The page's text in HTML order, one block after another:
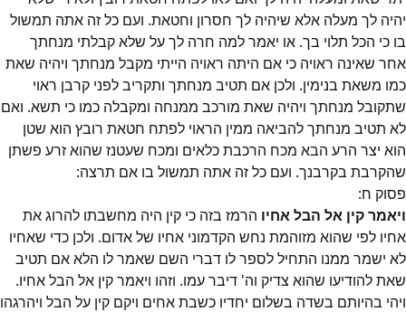
יהיה לך מעלה אלא שיהיה לך חסרון וחטאת. ועם כל זה אתה תמשול
בו כי הכל תלוי בך. או יאמר למה חרה לך על שלא קבלתי מנחתך
אחר שאינה ראויה כי אם היתה ראויה הייתי מקבל מנחתך ויהיה שאת
כמו משאת בנימין. ולכן אם תטיב מנחתך ותקריב לפני קרבן ראוי
שתקובל מנחתך ויהיה שאת מורכב ממנחה ומקבלה כמו כי תשא. ואם
לא תטיב מנחתך להביאה ממין הראוי לפתח חטאת רובץ הוא שטן
הוא יצר הרע הבא מכח הרכבת כלאים ומכח שעטנז שהוא זרע פשתן
שהקרבת בקרבנך. ועם כל זה אתה תמשול בו אם תרצה:
פסוק ח:
ויאמר קין אל הבל אחיו הרמז בזה כי קין היה מחשבתו להרוג את
אחיו לפי שהוא מזוהמת נחש הקדמוני אחיו של אדום. ולכן כדי שאחיו
לא ישמר ממנו התחיל לספר לו דברי השם שאמר לו הלא אם תטיב
שאת להודיעו שהוא צדיק וה' דיבר עמו. וזהו ויאמר קין אל הבל אחיו.
ויהי בהיותם בשדה בשלום יחדיו כשבת אחים ויקם קין על הבל ויהרגהו